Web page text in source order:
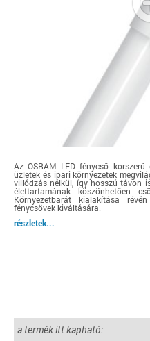
Az OSRAM LED fénycső
üzletek és ipari környezetek
villódzás nélkül, így hosszú távon
élettartamának köszönhetően
Környezetbarát kialakítása
fénycsövek kiváltására.
részletek...
a termék itt kapható: